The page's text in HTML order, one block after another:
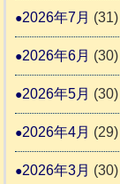
2026年7月 (31)
2026年6月 (30)
2026年5月 (30)
2026年4月 (29)
2026年3月 (30)